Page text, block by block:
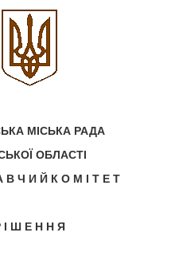
МІСЬКА РАДА
ОБЛАСТІ
В Ч И Й К О М І Т Е Т
І Ш Е Н Н Я